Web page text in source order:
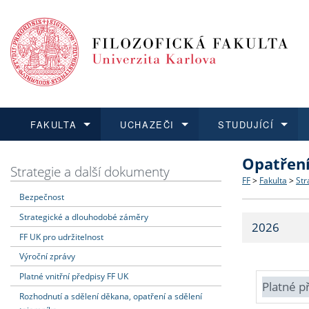
FAKULTA
Dozvědět se více
Struktura
Strategie
Fakultní
UCHAZEČI
Podat přihlášku
Co
Učitelské
STUDUJÍCÍ
Dozvědět se více
Dozvědět se více
O vědě a
Dozvědět se více
Aktuální
Strategie a další dokumenty
Bezpečnost
Strategické a dlouhodobé záměry
FF UK pro udržitelnost
Výroční zprávy
Platné vnitřní předpisy FF UK
Rozhodnutí a sdělení děkana, opatření a sdělení
FF > Fakulta >
2026
Platné